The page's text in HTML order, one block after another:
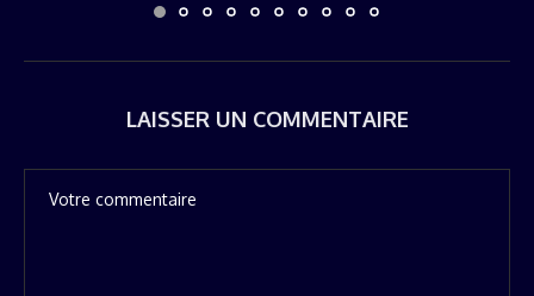
LAISSER UN COMMENTAIRE